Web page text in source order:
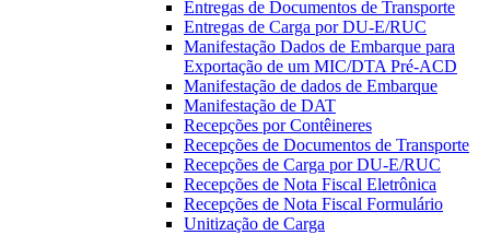
Entregas de Documentos de Transporte
Entregas de Carga por DU-E/RUC
Manifestação Dados de Embarque para
Exportação de um MIC/DTA Pré-ACD
Manifestação de dados de Embarque
Manifestação de DAT
Recepções por Contêineres
Recepções de Documentos de Transporte
Recepções de Carga por DU-E/RUC
Recepções de Nota Fiscal Eletrônica
Recepções de Nota Fiscal Formulário
Unitização de Carga